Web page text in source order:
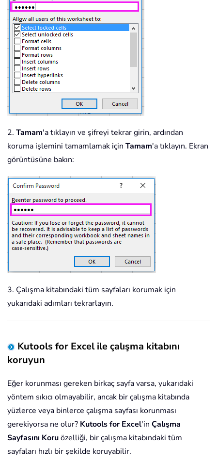
2. Tamam'a tıklayın ve şifreyi tekrar girin, ardından
koruma işlemini tamamlamak için Tamam'a tıklayın. Ekran
görüntüsüne bakın:
3. Çalışma kitabındaki tüm sayfaları korumak için
yukarıdaki adımları tekrarlayın.
Kutools for Excel ile çalışma kitabını
koruyun
Eğer korunması gereken birkaç sayfa varsa, yukarıdaki
yöntem sıkıcı olmayabilir, ancak bir çalışma kitabında
yüzlerce veya binlerce çalışma sayfası korunması
gerekiyorsa ne olur? Kutools for Excel'in Çalışma
Sayfasını Koruözelliği, bir çalışma kitabındaki tüm
sayfaları hızlı bir şekilde koruyabilir.